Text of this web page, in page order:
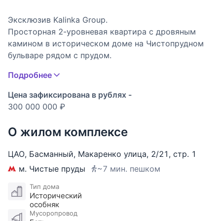
Эксклюзив Kalinka Group.
Просторная 2-уровневая квартира с дровяным
камином в историческом доме на Чистопрудном
бульваре рядом с прудом.
1 уровень: холл, гостиная с встроенным домашним
кинотеатром (56,3 кв.м), кухня-столовая (30,1
кв.м), гостевой с/у; мастер-блок состоящий из
гардеробной и ванной комнат; спальня с ванной
комнатой, комната свободного назначения (можно
обустроить кабинет), постирочная зона, лестница
на верхний уровень и второй выход из квартиры;
2 уровень: бильярдная (58,3 кв.м), холл, спальня с
ванной и гардеробной комнатами, спальня с
кабинетом, ванной и гардеробной комнатами, две
кладовые комнаты.
Подробнее
Цена зафиксирована в рублях -
300 000 000 ₽
О жилом комплексе
ЦАО, Басманный, Макаренко улица, 2/21 , стр. 1
м. Чистые пруды
~7 мин. пешком
Тип дома
Исторический
особняк
Мусоропровод